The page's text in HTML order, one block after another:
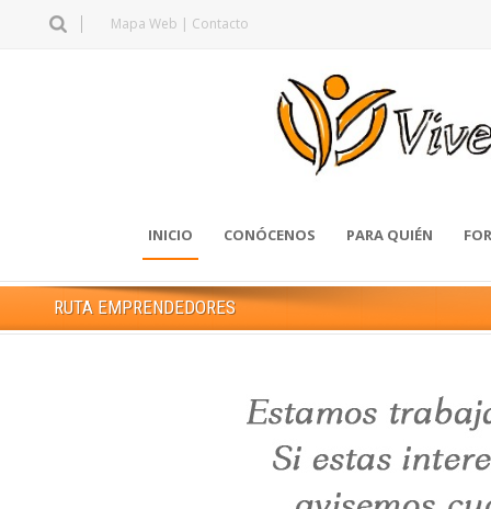
Mapa Web | Contacto
INICIO CONÓCENOS PARA QUIÉN
RUTA EMPRENDEDORES